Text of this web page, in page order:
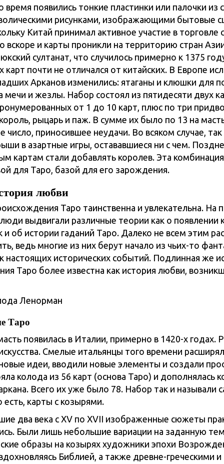
появились тонкие пластинки или палочки из
рисунками, изображающими бытовые
Китай принимал активное участие в торговле
вскоре и карты проникли на территорию стран
султанат, что случилось примерно к 1375
карт почти не отличался от китайских. В Европе
Арканов изменились: ятаганы и клюшки для
мечи и жезлы. Набор состоял из пятидесяти двух
от 1 до 10 карт, плюс по три
рыцарь и паж. В сумме их было по 13 на
число, приносившее неудачи. Во всяком случае,
в азартные игры, остававшиеся ни с чем.
картам стали добавлять королев. Эта
для Таро, базой для его зарождения.
любви
Таро таинственна и увлекательна. На
выдвигали различные теории как о появлении
об истории гаданий Таро. Далеко не всем этим
ведь многие из них берут начало из чьих-то
настоящих исторических событий. Подлинная же
Таро более известна как история любви,
Таро
появилась в Италии, примерно в 1420-х годах.
Смелые итальянцы того времени
идеи, вводили новые элементы и создали
колода из 56 карт (основа Таро) и дополнялась
Всего их уже было 78. Набор так и называли
карты с козырями.
два века с XV по XVII изображенные сюжеты
Были лишь небольшие вариации на заданную
образы на козырях художники эпохи
Библией, а также древне-греческими